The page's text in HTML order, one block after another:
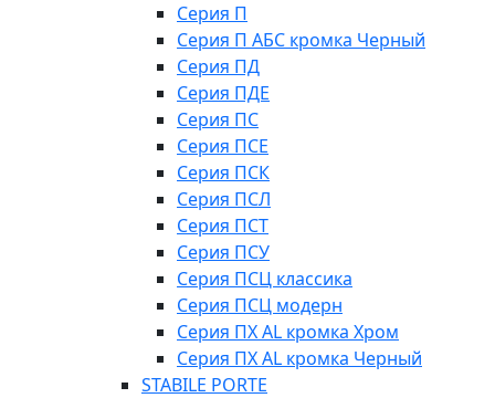
Серия П
Серия П АБС кромка Черный
Серия ПД
Серия ПДЕ
Серия ПС
Серия ПСЕ
Серия ПСК
Серия ПСЛ
Серия ПСТ
Серия ПСУ
Серия ПСЦ классика
Серия ПСЦ модерн
Серия ПХ AL кромка Хром
Серия ПХ AL кромка Черный
STABILE PORTE